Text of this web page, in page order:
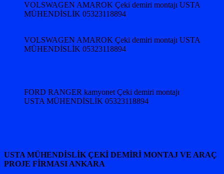
VOLSWAGEN AMAROK Çeki demiri montajı USTA
MÜHENDİSLİK 05323118894
VOLSWAGEN AMAROK Çeki demiri montajı USTA
MÜHENDİSLİK 05323118894
FORD RANGER kamyonet Çeki demiri montajı
USTA MÜHENDİSLİK 05323118894
USTA MÜHENDİSLİK ÇEKİ DEMİRİ MONTAJ VE ARAÇ
PROJE FİRMASI ANKARA